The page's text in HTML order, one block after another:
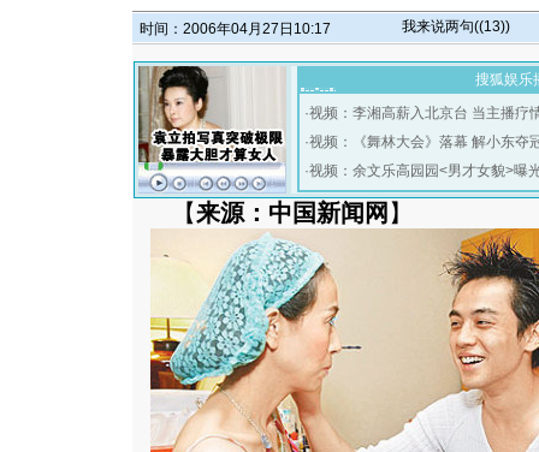
时间：2006年04月27日10:17 我来说两句((13))
搜狐娱乐
·视频：李湘高薪入北京台 当主播疗
·视频：《舞林大会》落幕 解小东夺
·视频：余文乐高园园<男才女貌>曝
【来源：中国新闻网 】